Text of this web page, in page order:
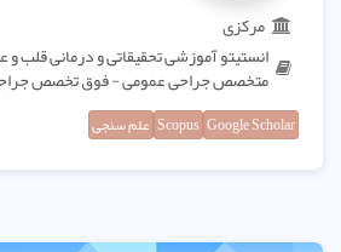
مرکزی
انستیتو آموزشی تحقیقاتی و درمانی قلب
متخصص جراحی عمومی - فوق تخصص
Google Scholar
Scopus علم سنجی